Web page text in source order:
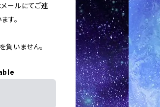
ールにてご連
す。
負いません。